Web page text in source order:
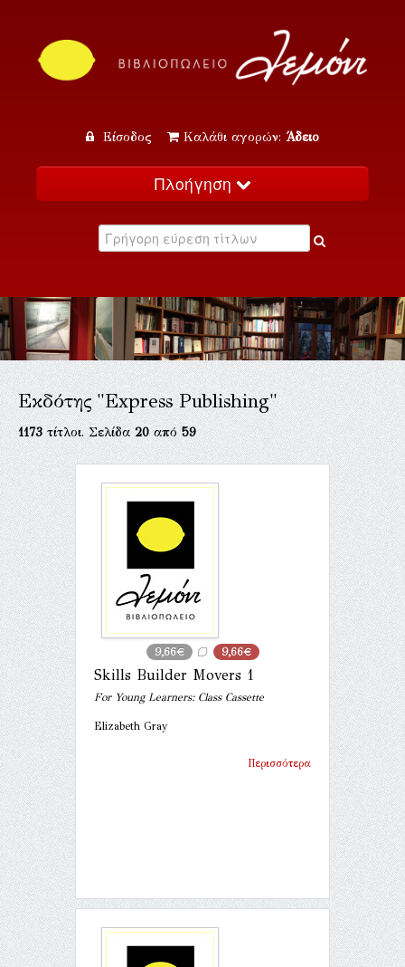
Είσοδος Καλάθι αγορών: Άδειο
Πλοήγηση
Κατάλογος
Εκδηλώσεις
Επικοινωνία
Εκδότης "Express Publishing"
1173τίτλοι. Σελίδα20από59
9,66€ 9,66€
Skills Builder Movers 1
For Young Learners: Class Cassette
Elizabeth Gray
Περισσότερα